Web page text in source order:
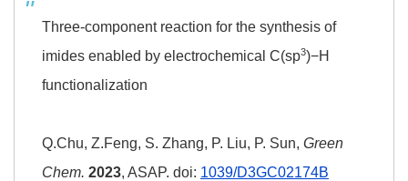
Three-component reaction for the synthesis of
imides enabled by electrochemical C(sp3)−H
functionalization
Q.Chu, Z.Feng, S. Zhang, P. Liu, P. Sun, Green
Chem. 2023, ASAP. doi: 1039/D3GC02174B